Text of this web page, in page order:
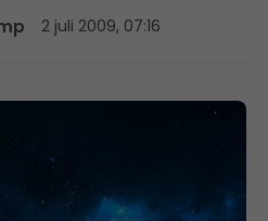
2 juli 2009, 07:16